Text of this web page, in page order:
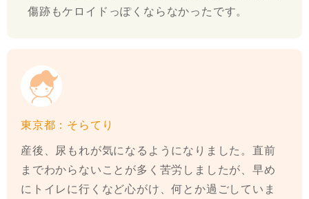
傷跡もケロイドっぽくならなかったです。
東京都：そらてり
産後、尿もれが気になるようになりました。直前
までわからないことが多く苦労しましたが、早め
にトイレに行くなど心がけ、何とか過ごしていま